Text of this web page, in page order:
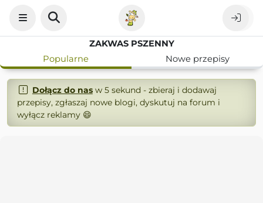
ZAKWAS PSZENNY
Popularne
Nowe przepisy
Dołącz do nasw 5 sekund - zbieraj i dodawaj
przepisy, zgłaszaj nowe blogi, dyskutuj na forum i
wyłącz reklamy 😄